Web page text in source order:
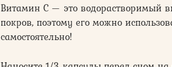
Витамин С — это водорастворимый
покров, поэтому его можно
самостоятельно!